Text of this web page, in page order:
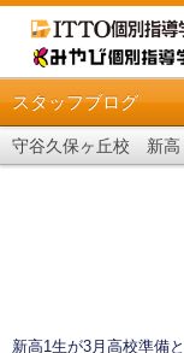
スタッフブログ
守谷久保ヶ丘校 新
新高1生が3月高校準備